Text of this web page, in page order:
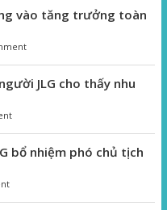
vào tăng trưởng toàn
JLG cho thấy nhu
bổ nhiệm phó chủ tịch